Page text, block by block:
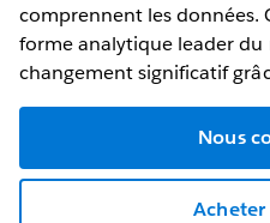
comprennent les données.
forme analytique leader
changement significatif
Nous
Acheter